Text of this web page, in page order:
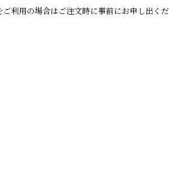
利用の場合はご注文時に事前にお申し出くだ